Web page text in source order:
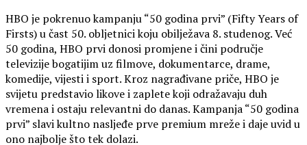
HBO je pokrenuo kampanju “50 godina prvi” (Fifty Years of
Firsts) u čast 50. obljetnici koju obilježava 8. studenog. Već
50 godina, HBO prvi donosi promjene i čini područje
televizije bogatijim uz filmove, dokumentarce, drame,
komedije, vijesti i sport. Kroz nagrađivane priče, HBO je
svijetu predstavio likove i zaplete koji odražavaju duh
vremena i ostaju relevantni do danas. Kampanja “50 godina
prvi” slavi kultno nasljeđe prve premium mreže i daje uvid u
ono najbolje što tek dolazi.